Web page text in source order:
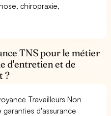
chiropraxie,
TNS pour le métier
d'entretien et de
?
Travailleurs Non
d'assurance